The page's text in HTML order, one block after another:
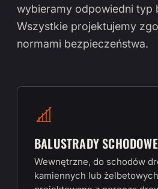
wybieramy odpowiedni typ
Wszystkie projektujemy
normami bezpieczeństwa.
BALUSTRADY SCHODOWE
Wewnętrzne, do schodów
kamiennych lub